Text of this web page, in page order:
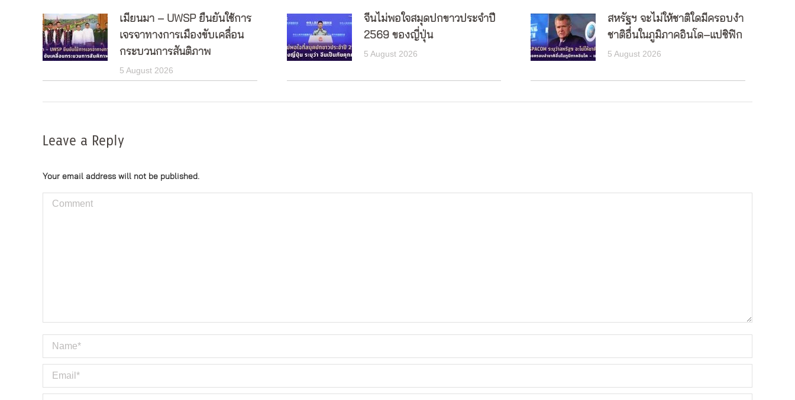
เมียนมา – UWSP ยืนยันใช้การ
เจรจาทางการเมืองขับเคลื่อน
กระบวนการสันติภาพ
5 August 2026
จีนไม่พอใจสมุดปกขาวประจำปี
2569 ของญี่ปุ่น
5 August 2026
สหรัฐฯ จะไม่ให้ชาติใดมีครอบงำ
ชาติอื่นในภูมิภาคอินโด–แปซิฟิก
5 August 2026
Leave a Reply
Your email address will not be published.
Comment
Name *
Email *